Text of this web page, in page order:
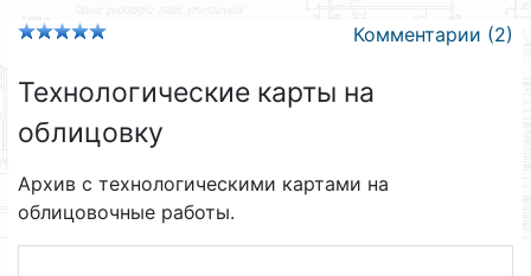
Комментарии (2)
Технологические карты на
облицовку
Архив с технологическими картами на
облицовочные работы.